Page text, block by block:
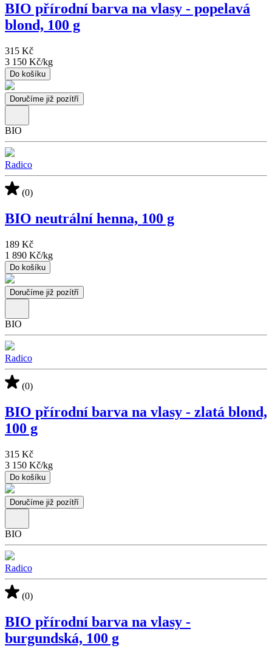
BIO přírodní barva na vlasy - popelavá
blond, 100 g
315 Kč
3 150 Kč/kg
Do košíku
Doručíme již pozítří
BIO
Radico
(0)
BIO neutrální henna, 100 g
189 Kč
1 890 Kč/kg
Do košíku
Doručíme již pozítří
BIO
Radico
(0)
BIO přírodní barva na vlasy - zlatá blond,
100 g
315 Kč
3 150 Kč/kg
Do košíku
Doručíme již pozítří
BIO
Radico
(0)
BIO přírodní barva na vlasy -
burgundská, 100 g